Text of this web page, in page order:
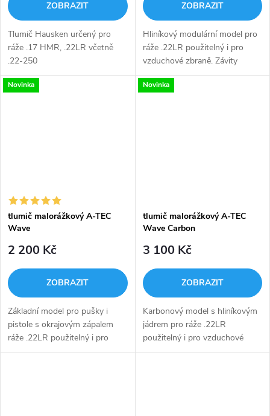
ZOBRAZIT
Tlumič Hausken určený pro
ráže .17 HMR, .22LR včetně
.22-250
ZOBRAZIT
Hliníkový modulární model pro
ráže .22LR použitelný i pro
vzduchové zbraně. Závity
odpovídají i provedení zbraní
CZUB.Tlumiče Wave a Wave
Novinka
tlumič malorážkový A-TEC
Wave
2 200 Kč
ZOBRAZIT
Základní model pro pušky i
pistole s okrajovým zápalem
ráže .22LR použitelný i pro
vzduchové zbraně.
Novinka
tlumič malorážkový A-TEC
Wave Carbon
3 100 Kč
ZOBRAZIT
Karbonový model s hliníkovým
jádrem pro ráže .22LR
použitelný i pro vzduchové
zbraně. Závity odpovídají i